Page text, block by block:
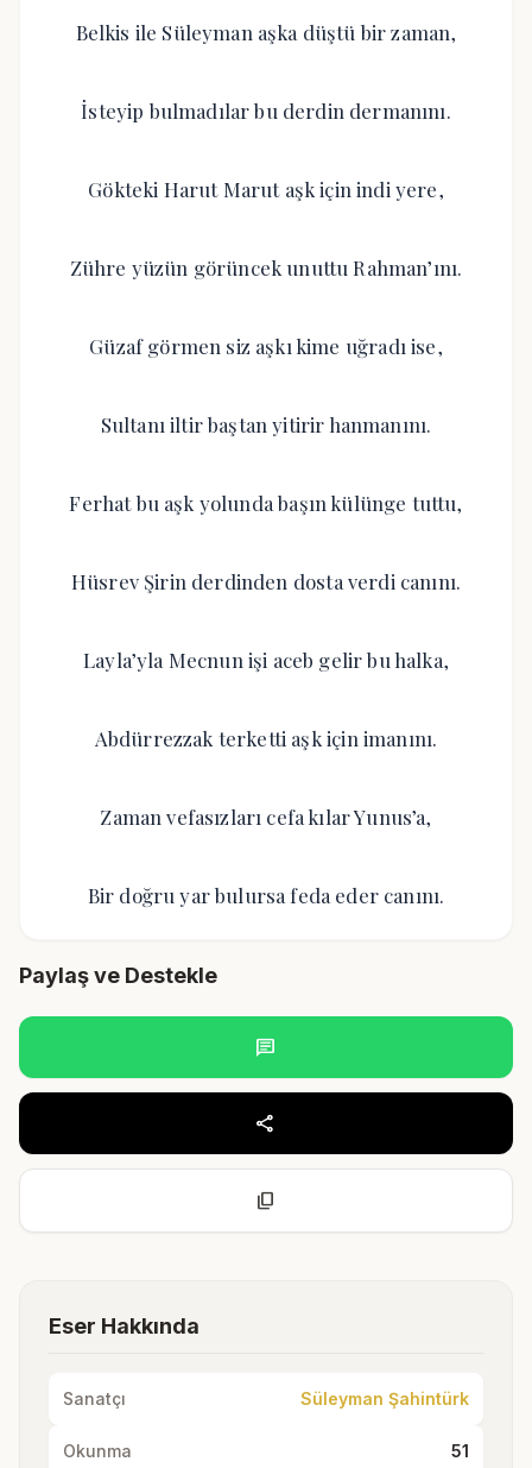
Belkis ile Süleyman aşka düştü bir zaman,
İsteyip bulmadılar bu derdin dermanını.
Gökteki Harut Marut aşk için indi yere,
Zühre yüzün görüncek unuttu Rahman’ını.
Güzaf görmen siz aşkı kime uğradı ise,
Sultanı iltir baştan yitirir hanmanını.
Ferhat bu aşk yolunda başın külünge tuttu,
Hüsrev Şirin derdinden dosta verdi canını.
Layla’yla Mecnun işi aceb gelir bu halka,
Abdürrezzak terketti aşk için imanını.
Zaman vefasızları cefa kılar Yunus’a,
Bir doğru yar bulursa feda eder canını.
Paylaş ve Destekle
chat
share
content_copy
Eser Hakkında
Sanatçı Süleyman Şahintürk
Okunma 51